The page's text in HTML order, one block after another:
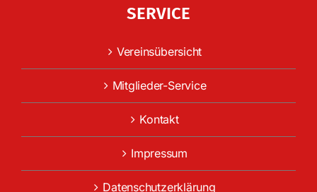
SERVICE
Vereinsübersicht
Mitglieder-Service
Kontakt
Impressum
Datenschutzerklärung